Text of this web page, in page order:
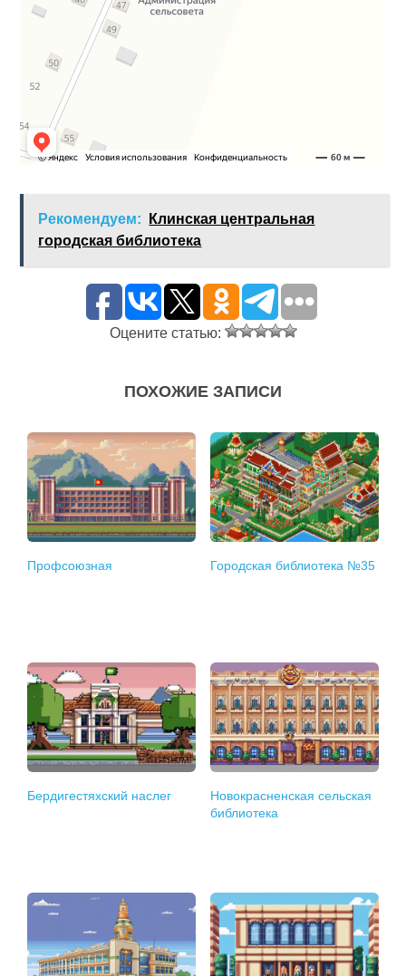
Рекомендуем:
Клинская центральная
городская библиотека
Оцените статью:
ПОХОЖИЕ ЗАПИСИ
Профсоюзная Городская библиотека №35
Бердигестяхский наслег
Новокрасненская сельская
библиотека